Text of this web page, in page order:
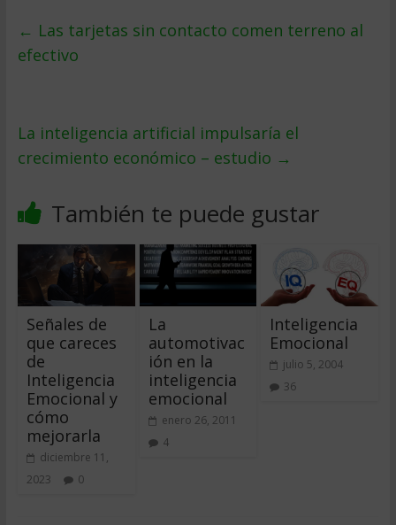
← Las tarjetas sin contacto comen terreno al
efectivo
La inteligencia artificial impulsaría el
crecimiento económico – estudio →
También te puede gustar
Señales de
que careces
de
Inteligencia
Emocional y
cómo
mejorarla
diciembre 11,
2023
0
La
automotivac
ión en la
inteligencia
emocional
enero 26, 2011
4
Inteligencia
Emocional
julio 5, 2004
36